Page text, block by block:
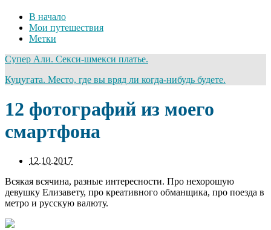
В начало
Мои путешествия
Метки
Супер Али. Секси-шмекси платье.
Куцугата. Место, где вы вряд ли когда-нибудь будете.
12 фотографий из моего
смартфона
12.10.2017
Всякая всячина, разные интересности. Про нехорошую
девушку Елизавету, про креативного обманщика, про поезда в
метро и русскую валюту.